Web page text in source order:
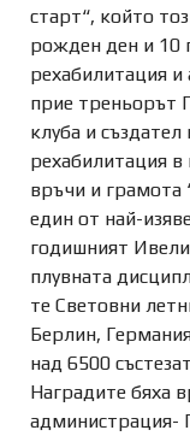
старт“, който
рожден ден и 10
рехабилитация и
прие треньорът
клуба и
рехабилитация в
връчи и грамота
един от най-
годишният
плувната
те Световни
Берлин,
над 6500
Наградите бяха
администрация-